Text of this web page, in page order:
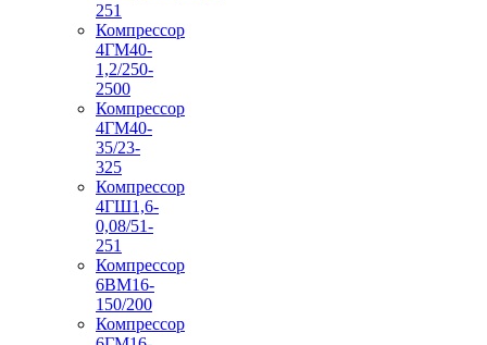
251
Компрессор
4ГМ40-
1,2/250-
2500
Компрессор
4ГМ40-
35/23-
325
Компрессор
4ГШ1,6-
0,08/51-
251
Компрессор
6ВМ16-
150/200
Компрессор